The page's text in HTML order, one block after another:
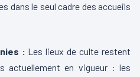
dans le seul cadre des accueils
: Les lieux de culte restent
actuellement en vigueur : les